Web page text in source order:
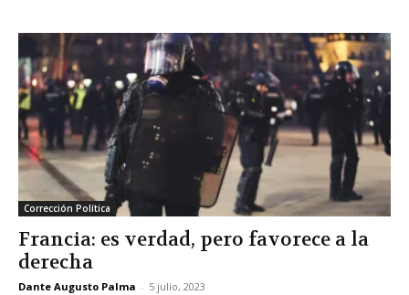
Corrección Política
Francia: es verdad, pero favorece a la
derecha
Dante Augusto Palma - 5 julio, 2023